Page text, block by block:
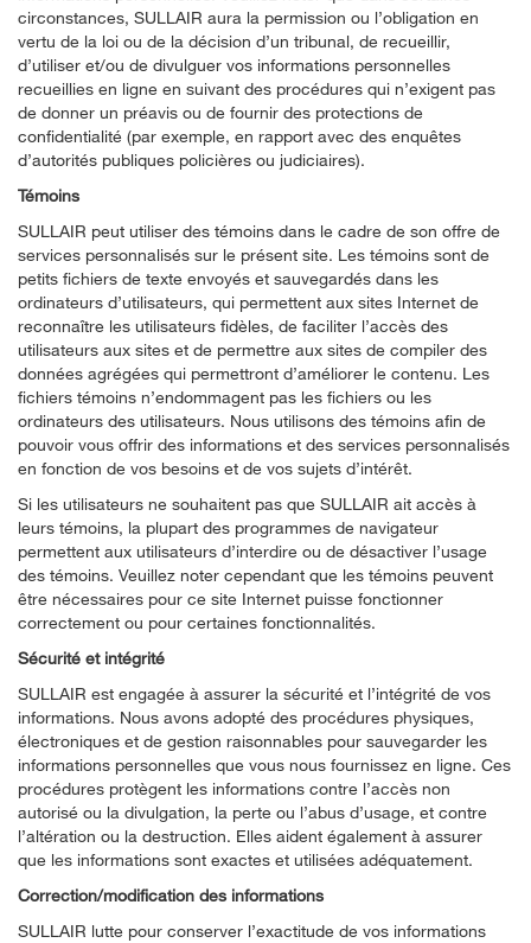
circonstances, SULLAIR aura la permission ou l’obligation en
vertu de la loi ou de la décision d’un tribunal, de recueillir,
d’utiliser et/ou de divulguer vos informations personnelles
recueillies en ligne en suivant des procédures qui n’exigent pas
de donner un préavis ou de fournir des protections de
confidentialité (par exemple, en rapport avec des enquêtes
d’autorités publiques policières ou judiciaires).
Témoins
SULLAIR peut utiliser des témoins dans le cadre de son offre de
services personnalisés sur le présent site. Les témoins sont de
petits fichiers de texte envoyés et sauvegardés dans les
ordinateurs d’utilisateurs, qui permettent aux sites Internet de
reconnaître les utilisateurs fidèles, de faciliter l’accès des
utilisateurs aux sites et de permettre aux sites de compiler des
données agrégées qui permettront d’améliorer le contenu. Les
fichiers témoins n’endommagent pas les fichiers ou les
ordinateurs des utilisateurs. Nous utilisons des témoins afin de
pouvoir vous offrir des informations et des services personnalisés
en fonction de vos besoins et de vos sujets d’intérêt.
Si les utilisateurs ne souhaitent pas que SULLAIR ait accès à
leurs témoins, la plupart des programmes de navigateur
permettent aux utilisateurs d’interdire ou de désactiver l’usage
des témoins. Veuillez noter cependant que les témoins peuvent
être nécessaires pour ce site Internet puisse fonctionner
correctement ou pour certaines fonctionnalités.
Sécurité et intégrité
SULLAIR est engagée à assurer la sécurité et l’intégrité de vos
informations. Nous avons adopté des procédures physiques,
électroniques et de gestion raisonnables pour sauvegarder les
informations personnelles que vous nous fournissez en ligne. Ces
procédures protègent les informations contre l’accès non
autorisé ou la divulgation, la perte ou l’abus d’usage, et contre
l’altération ou la destruction. Elles aident également à assurer
que les informations sont exactes et utilisées adéquatement.
Correction/modification des informations
SULLAIR lutte pour conserver l’exactitude de vos informations